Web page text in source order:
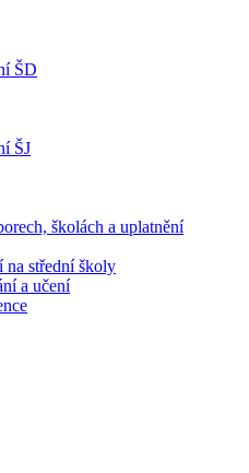
ŠD
ŠJ
školách a uplatnění
na střední školy
a učení